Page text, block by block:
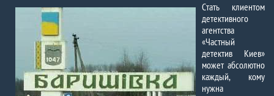
Стать клиентом
детективного
агентства
«Частный
детектив Киев»
может абсолютно
каждый, кому
нужна